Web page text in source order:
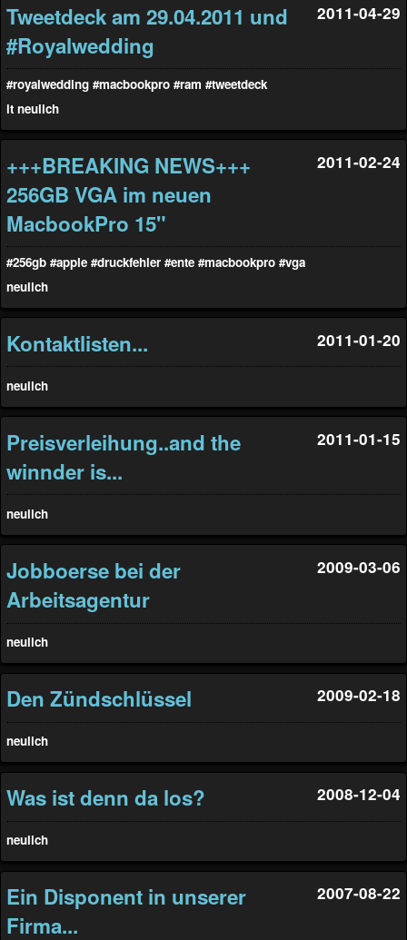
Tweetdeck am 29.04.2011 und
#Royalwedding
2011-04-29
#royalwedding #macbookpro #ram #tweetdeck
it neulich
+++BREAKING NEWS+++
256GB VGA im neuen
MacbookPro 15"
2011-02-24
#256gb #apple #druckfehler #ente #macbookpro #vga
neulich
Kontaktlisten... 2011-01-20
neulich
Preisverleihung..and the
winnder is...
2011-01-15
neulich
Jobboerse bei der
Arbeitsagentur
2009-03-06
neulich
Den Zündschlüssel 2009-02-18
neulich
Was ist denn da los? 2008-12-04
neulich
Ein Disponent in unserer
Firma...
2007-08-22